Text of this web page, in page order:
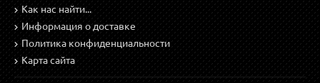
Как нас найти...
Информация о доставке
Политика конфиденциальности
Карта сайта